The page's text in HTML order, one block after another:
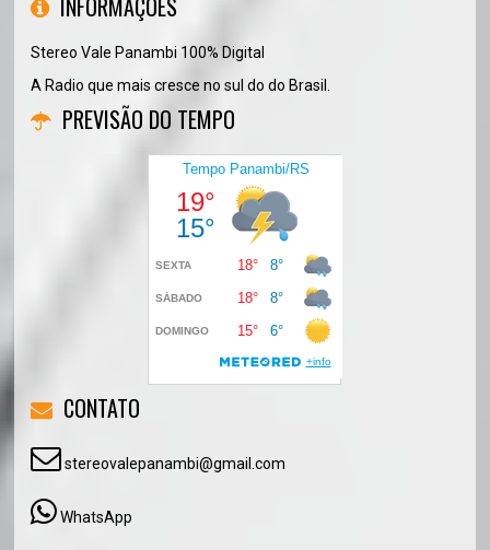
INFORMAÇÕES
Stereo Vale Panambi 100% Digital
A Radio que mais cresce no sul do do Brasil.
PREVISÃO DO TEMPO
CONTATO
stereovalepanambi@gmail.com
WhatsApp